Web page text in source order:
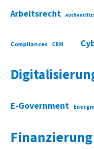
Arbeitsrecht
Compliances CRM
E-Government
Finanzierung